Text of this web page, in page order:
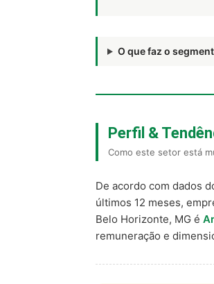
O que faz o
Perfil &
Como este setor está
De acordo com dados
últimos 12 meses,
Belo Horizonte, MG é
remuneração e